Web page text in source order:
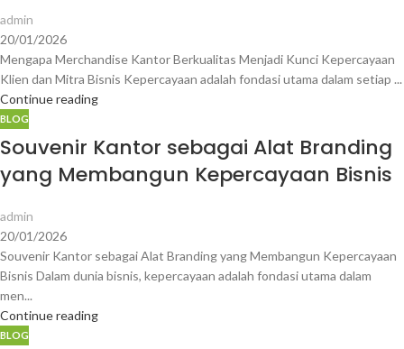
admin
20/01/2026
Mengapa Merchandise Kantor Berkualitas Menjadi Kunci Kepercayaan
Klien dan Mitra Bisnis Kepercayaan adalah fondasi utama dalam setiap ...
Continue reading
BLOG
Souvenir Kantor sebagai Alat Branding
yang Membangun Kepercayaan Bisnis
admin
20/01/2026
Souvenir Kantor sebagai Alat Branding yang Membangun Kepercayaan
Bisnis Dalam dunia bisnis, kepercayaan adalah fondasi utama dalam
men...
Continue reading
BLOG